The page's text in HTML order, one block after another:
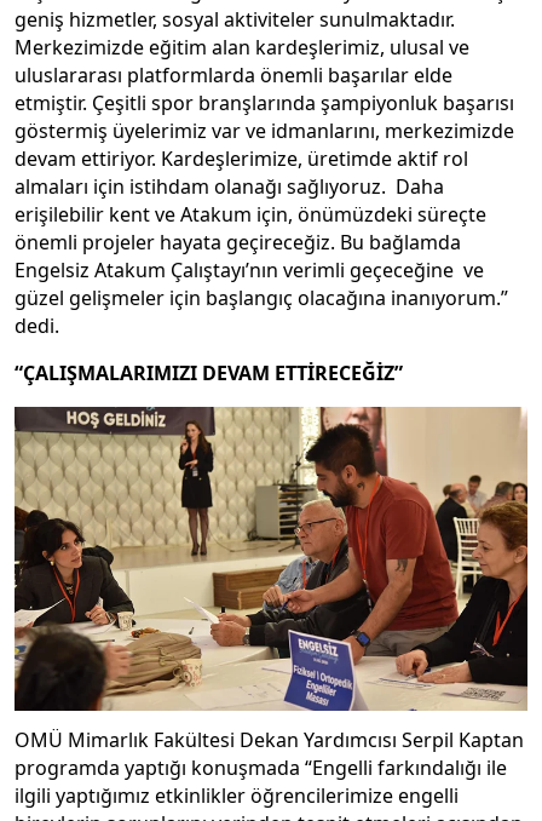
geniş hizmetler, sosyal aktiviteler sunulmaktadır.
Merkezimizde eğitim alan kardeşlerimiz, ulusal ve
uluslararası platformlarda önemli başarılar elde
etmiştir. Çeşitli spor branşlarında şampiyonluk başarısı
göstermiş üyelerimiz var ve idmanlarını, merkezimizde
devam ettiriyor. Kardeşlerimize, üretimde aktif rol
almaları için istihdam olanağı sağlıyoruz. Daha
erişilebilir kent ve Atakum için, önümüzdeki süreçte
önemli projeler hayata geçireceğiz. Bu bağlamda
Engelsiz Atakum Çalıştayı’nın verimli geçeceğine ve
güzel gelişmeler için başlangıç olacağına inanıyorum.”
dedi.
“ÇALIŞMALARIMIZI DEVAM ETTİRECEĞİZ”
OMÜ Mimarlık Fakültesi Dekan Yardımcısı Serpil Kaptan
programda yaptığı konuşmada “Engelli farkındalığı ile
ilgili yaptığımız etkinlikler öğrencilerimize engelli